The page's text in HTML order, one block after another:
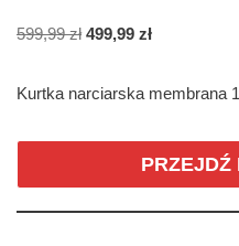
599,99zł 499,99 zł
Kurtka narciarska membrana
PRZEJDŹ